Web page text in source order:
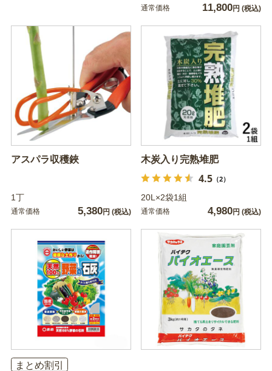
通常価格 11,800円 (税込)
アスパラ収穫鋏
1丁
通常価格 5,380円 (税込)
木炭入り完熟堆肥
4.5（2）
20L×2袋1組
通常価格 4,980円 (税込)
まとめ割引